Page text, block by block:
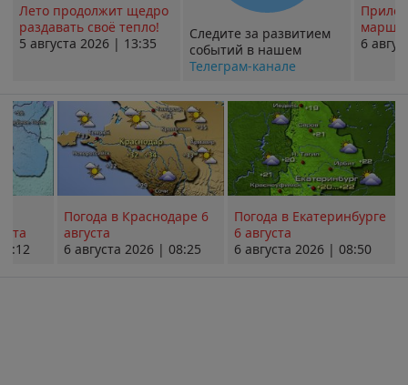
Лето продолжит щедро
раздавать своё тепло!
5 августа 2026 | 13:35
Следите за развитием
событий в нашем
Телеграм-канале
6
Погода в Краснодаре 6
августа
6 августа 2026 | 08:25
Погода в Екатеринбурге
6 августа
6 августа 2026 | 08:50